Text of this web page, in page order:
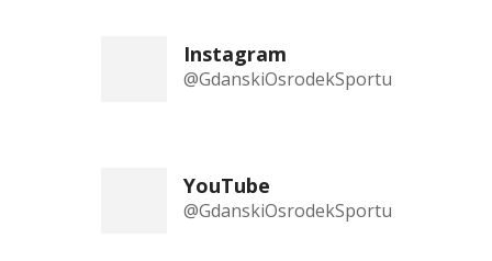
Instagram
@GdanskiOsrodekSportu
YouTube
@GdanskiOsrodekSportu